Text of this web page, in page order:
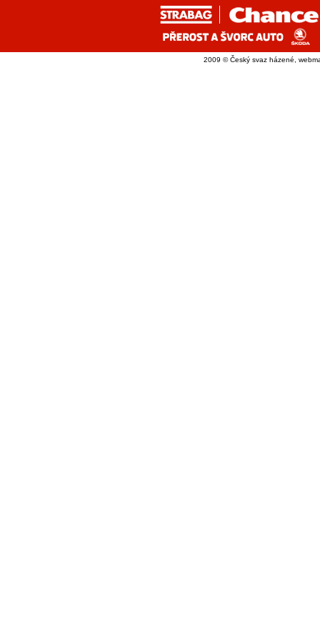
2009 © Český svaz házené,